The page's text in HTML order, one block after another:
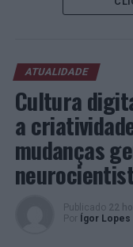
países, em quatro
em 15 idiomas, e
bem como alunos e
amplamente
impacto social,
como o selo de
Imagem:
ATUALIDADE
Cultura
a
mudanças
Publicado 22
Por
Ígor Lopes